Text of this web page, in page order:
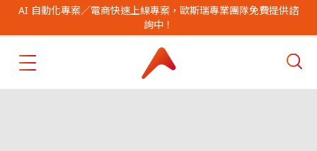
AI 自動化專案／電商快速上線專案，歐斯瑞專業團隊免費提供諮
詢中！